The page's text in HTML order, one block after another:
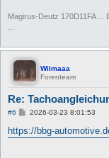
Magirus-Deutz 170D11FA ...
Wilmaaa
Forenteam
Re:
#6
B
i
t
2026-03-23 8:01:53
https://bbg-